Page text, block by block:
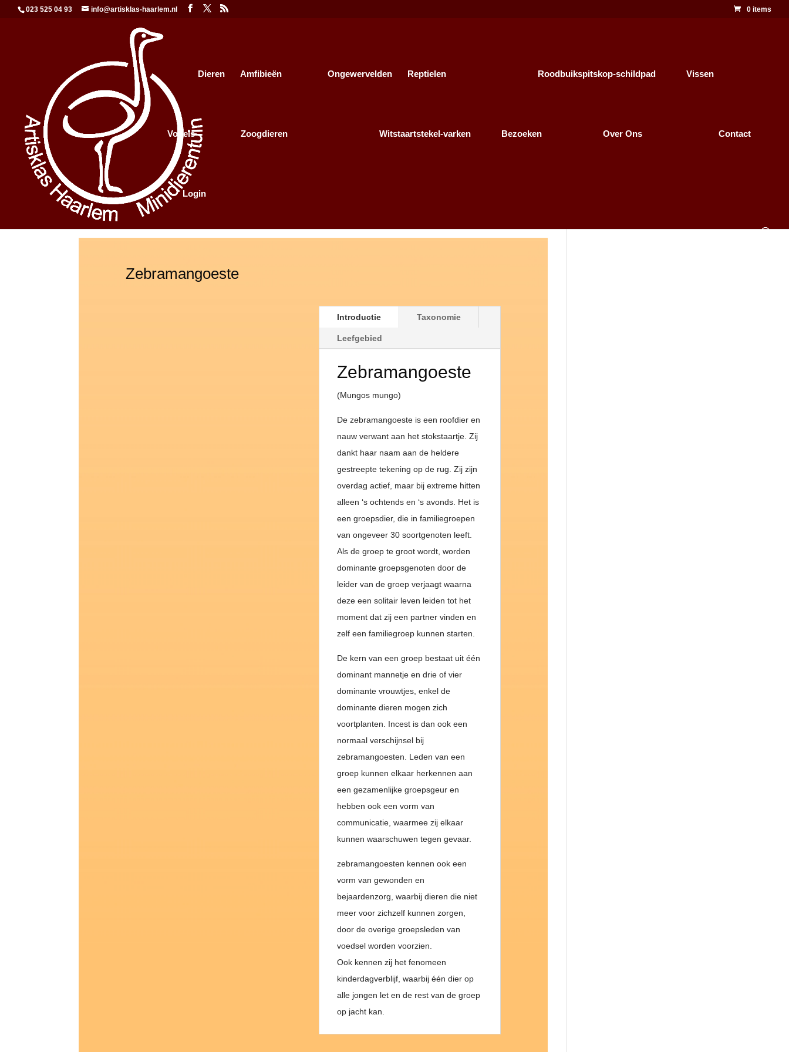
023 525 04 93 info@artisklas-haarlem.nl 0 items
Dieren Amfibieën Ongewervelden Reptielen Roodbuikspitskop-schildpad Vissen
Vogels Zoogdieren Witstaartstekel-varken Bezoeken Over Ons Contact
Login
Zebramangoeste
Zebramangoeste
Introductie Taxonomie
Leefgebied
Zebramangoeste
(Mungos mungo)
De zebramangoeste is een roofdier en
nauw verwant aan het stokstaartje. Zij
dankt haar naam aan de heldere
gestreepte tekening op de rug. Zij zijn
overdag actief, maar bij extreme hitten
alleen ‘s ochtends en ‘s avonds. Het is
een groepsdier, die in familiegroepen
van ongeveer 30 soortgenoten leeft.
Als de groep te groot wordt, worden
dominante groepsgenoten door de
leider van de groep verjaagt waarna
deze een solitair leven leiden tot het
moment dat zij een partner vinden en
zelf een familiegroep kunnen starten.
De kern van een groep bestaat uit één
dominant mannetje en drie of vier
dominante vrouwtjes, enkel de
dominante dieren mogen zich
voortplanten. Incest is dan ook een
normaal verschijnsel bij
zebramangoesten. Leden van een
groep kunnen elkaar herkennen aan
een gezamenlijke groepsgeur en
hebben ook een vorm van
communicatie, waarmee zij elkaar
kunnen waarschuwen tegen gevaar.
zebramangoesten kennen ook een
vorm van gewonden en
bejaardenzorg, waarbij dieren die niet
meer voor zichzelf kunnen zorgen,
door de overige groepsleden van
voedsel worden voorzien.
Ook kennen zij het fenomeen
kinderdagverblijf, waarbij één dier op
alle jongen let en de rest van de groep
op jacht kan.